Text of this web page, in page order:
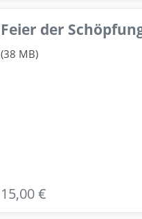
Feier der
(38 MB)
15,00 €